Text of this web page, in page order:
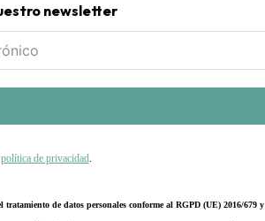
newsletter
política de privacidad.
tratamiento de datos personales conforme al RGPD (UE) 2016/679